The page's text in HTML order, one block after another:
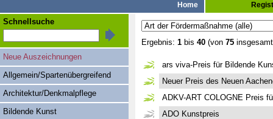
Home
Ergebnis: 1 bis 40 (von 75
ars viva-Preis für Bildende
Neuer Preis des Neuen
ADKV-ART COLOGNE Preis
ADO Kunstpreis
Schnellsuche
Neue Auszeichnungen
Allgemein/Spartenübergreifend
Architektur/Denkmalpflege
Bildende Kunst